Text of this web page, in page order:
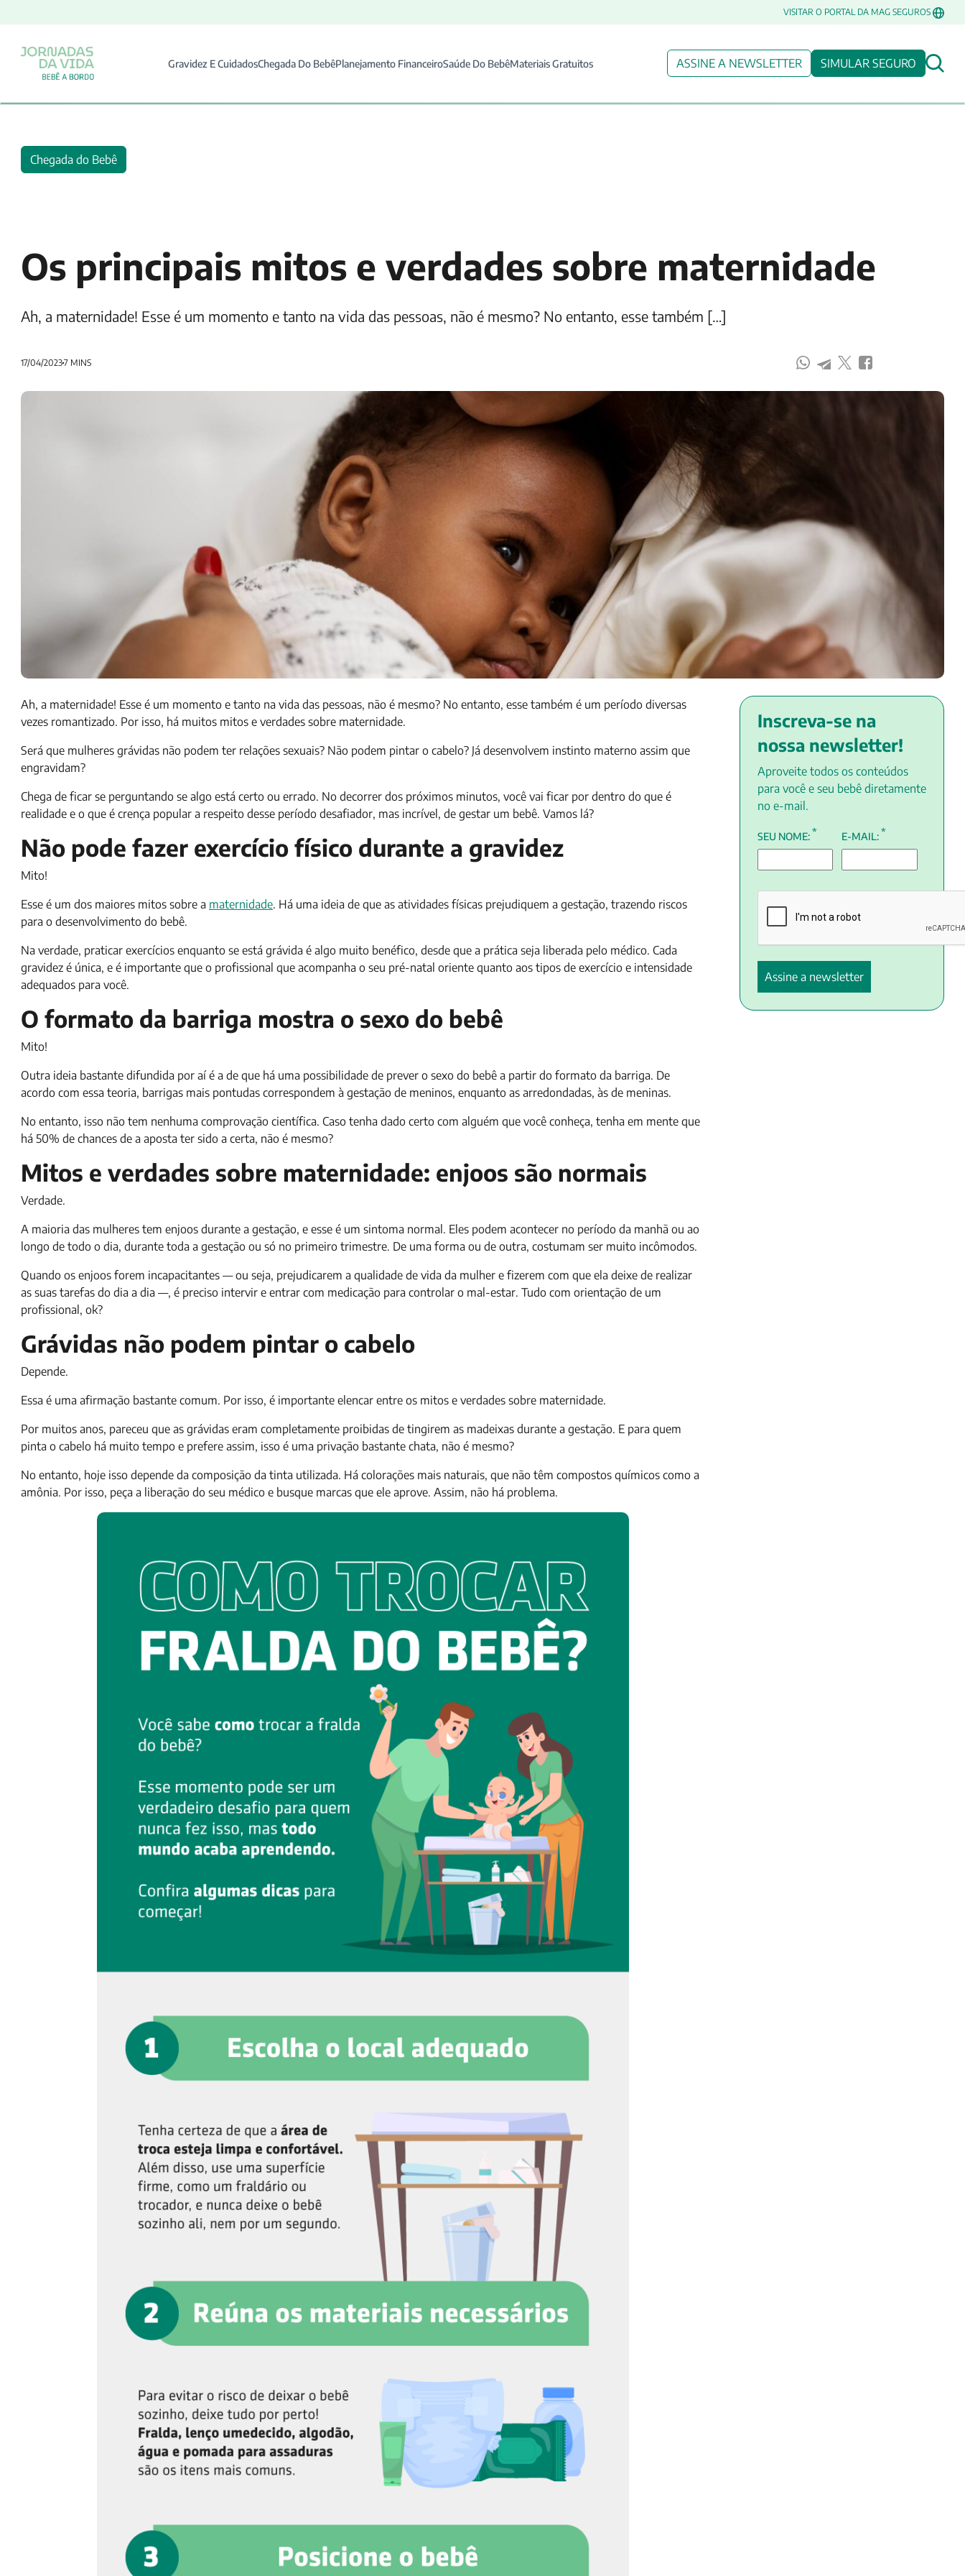
VISITAR O PORTAL DA MAG SEGUROS
Gravidez E CuidadosChegada Do BebêPlanejamento FinanceiroSaúde Do BebêMateriais Gratuitos ASSINE A NEWSLETTER SIMULAR SEGURO
Chegada do Bebê
Os principais mitos e verdades sobre maternidade
Ah, a maternidade! Esse é um momento e tanto na vida das pessoas, não é mesmo? No entanto, esse também […]
17/04/20237 MINS
Ah, a maternidade! Esse é um momento e tanto na vida das pessoas, não é mesmo? No entanto, esse também é um período diversas
vezes romantizado. Por isso, há muitos mitos e verdades sobre maternidade.
Será que mulheres grávidas não podem ter relações sexuais? Não podem pintar o cabelo? Já desenvolvem instinto materno assim que
engravidam?
Chega de ficar se perguntando se algo está certo ou errado. No decorrer dos próximos minutos, você vai ficar por dentro do que é
realidade e o que é crença popular a respeito desse período desafiador, mas incrível, de gestar um bebê. Vamos lá?
Não pode fazer exercício físico durante a gravidez
Mito!
Esse é um dos maiores mitos sobre a maternidade. Há uma ideia de que as atividades físicas prejudiquem a gestação, trazendo riscos
para o desenvolvimento do bebê.
Na verdade, praticar exercícios enquanto se está grávida é algo muito benéfico, desde que a prática seja liberada pelo médico. Cada
gravidez é única, e é importante que o profissional que acompanha o seu pré-natal oriente quanto aos tipos de exercício e intensidade
adequados para você.
O formato da barriga mostra o sexo do bebê
Mito!
Outra ideia bastante difundida por aí é a de que há uma possibilidade de prever o sexo do bebê a partir do formato da barriga. De
acordo com essa teoria, barrigas mais pontudas correspondem à gestação de meninos, enquanto as arredondadas, às de meninas.
No entanto, isso não tem nenhuma comprovação científica. Caso tenha dado certo com alguém que você conheça, tenha em mente que
há 50% de chances de a aposta ter sido a certa, não é mesmo?
Mitos e verdades sobre maternidade: enjoos são normais
Verdade.
A maioria das mulheres tem enjoos durante a gestação, e esse é um sintoma normal. Eles podem acontecer no período da manhã ou ao
longo de todo o dia, durante toda a gestação ou só no primeiro trimestre. De uma forma ou de outra, costumam ser muito incômodos.
Quando os enjoos forem incapacitantes — ou seja, prejudicarem a qualidade de vida da mulher e fizerem com que ela deixe de realizar
as suas tarefas do dia a dia —, é preciso intervir e entrar com medicação para controlar o mal-estar. Tudo com orientação de um
profissional, ok?
Grávidas não podem pintar o cabelo
Depende.
Essa é uma afirmação bastante comum. Por isso, é importante elencar entre os mitos e verdades sobre maternidade.
Por muitos anos, pareceu que as grávidas eram completamente proibidas de tingirem as madeixas durante a gestação. E para quem
pinta o cabelo há muito tempo e prefere assim, isso é uma privação bastante chata, não é mesmo?
No entanto, hoje isso depende da composição da tinta utilizada. Há colorações mais naturais, que não têm compostos químicos como a
amônia. Por isso, peça a liberação do seu médico e busque marcas que ele aprove. Assim, não há problema.
Inscreva-se na
nossa newsletter!
Aproveite todos os conteúdos
para você e seu bebê diretamente
no e-mail.
SEU NOME:* E-MAIL:*